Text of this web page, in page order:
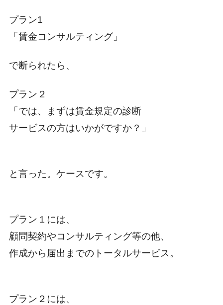
プラン1
「賃金コンサルティング」
で断られたら、
プラン２
「では、まずは賃金規定の診断
サービスの方はいかがですか？」
と言った。ケースです。
プラン１には、
顧問契約やコンサルティング等の他、
作成から届出までのトータルサービス。
プラン２には、